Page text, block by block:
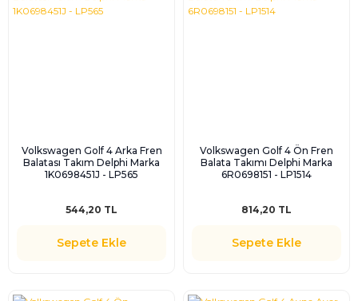
Volkswagen Golf 4 Arka Fren
Balatası Takım Delphi Marka
1K0698451J - LP565
544,20 TL
Sepete Ekle
Volkswagen Golf 4 Ön Fren
Balata Takımı Delphi Marka
6R0698151 - LP1514
814,20 TL
Sepete Ekle